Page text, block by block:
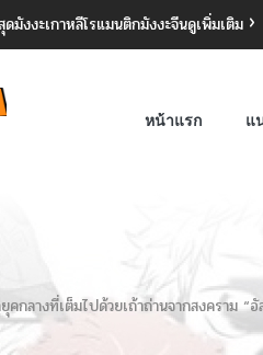
ดมังงะเกาหลีโรแมนติกมังงะจีนดูเพิ่มเติม
หน้าแรก แ
ยุคกลางที่เต็มไปด้วยเถ้าถ่านจากสงคราม